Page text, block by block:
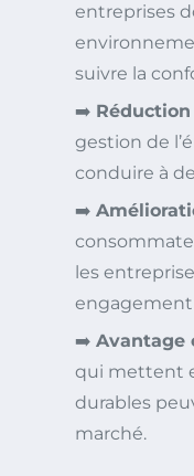
entreprises
suivre la
➡️
gestion de
conduire à
➡️
les
engagement
➡️ Avantage
qui mettent
durables
marché.